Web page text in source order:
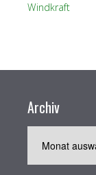
Windkraft
Archiv